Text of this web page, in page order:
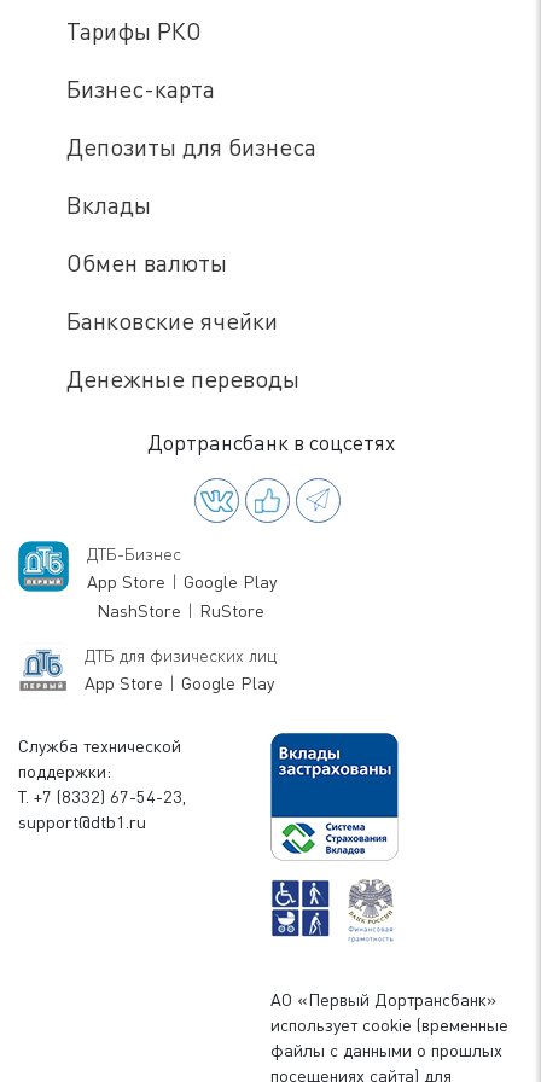
Тарифы РКО
Бизнес-карта
Депозиты для бизнеса
Вклады
Обмен валюты
Банковские ячейки
Денежные переводы
Дортрансбанк в соцсетях
ДТБ-Бизнес
App Store | Google Play
NashStore | RuStore
ДТБ для физических лиц
App Store | Google Play
Служба технической
поддержки:
Т. +7 (8332) 67-54-23,
support@dtb1.ru
АО «Первый Дортрансбанк»
использует cookie (временные
файлы с данными о прошлых
посещениях сайта) для